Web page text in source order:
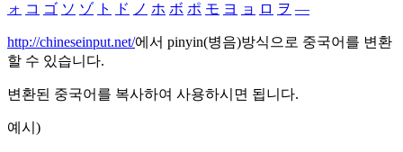
ォ コ ゴ ソ ゾ ト ド ノ ホ ボ ポ モ ヨ ョ ロ ヲ ―
http://chineseinput.net/에서 pinyin(병음)방식으로 중국어를 변환
할 수 있습니다.
변환된 중국어를 복사하여 사용하시면 됩니다.
예시)